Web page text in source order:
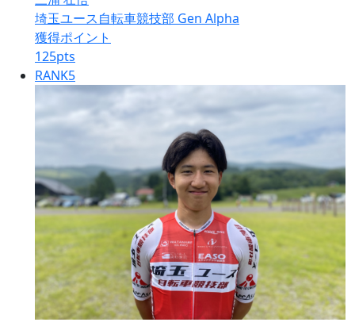
埼玉ユース自転車競技部 Gen Alpha
獲得ポイント
125pts
RANK5